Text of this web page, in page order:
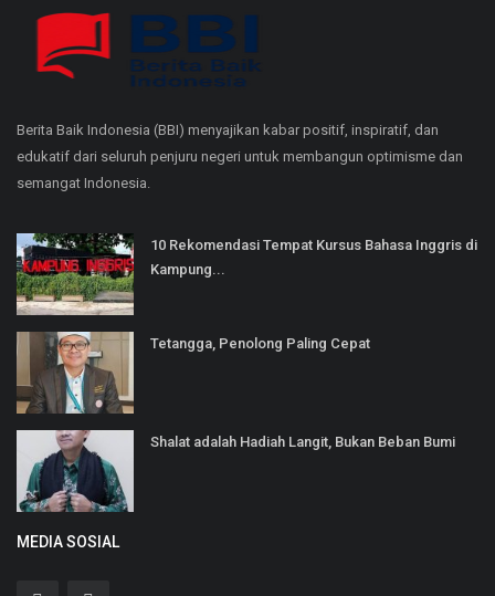
Berita Baik Indonesia (BBI) menyajikan kabar positif, inspiratif, dan
edukatif dari seluruh penjuru negeri untuk membangun optimisme dan
semangat Indonesia.
10 Rekomendasi Tempat Kursus Bahasa Inggris di
Kampung...
Tetangga, Penolong Paling Cepat
Shalat adalah Hadiah Langit, Bukan Beban Bumi
MEDIA SOSIAL